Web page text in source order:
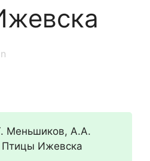
Меньшиков, А.А.
Ижевска